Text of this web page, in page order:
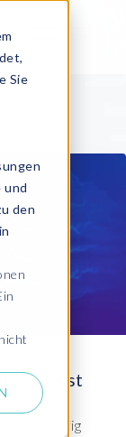
Sie
und
den
Dienst
häufig